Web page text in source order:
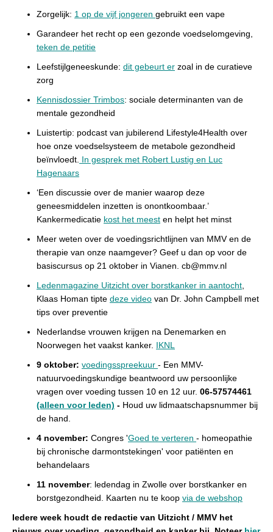
Zorgelijk: 1 op de vijf jongeren gebruikt een vape
Garandeer het recht op een gezonde voedselomgeving,
teken de petitie
Leefstijlgeneeskunde: dit gebeurt er zoal in de curatieve
zorg
Kennisdossier Trimbos: sociale determinanten van de
mentale gezondheid
Luistertip: podcast van jubilerend Lifestyle4Health over
hoe onze voedselsysteem de metabole gezondheid
beïnvloedt. In gesprek met Robert Lustig en Luc
Hagenaars
‘Een discussie over de manier waarop deze
geneesmiddelen inzetten is onontkoombaar.’
Kankermedicatie kost het meest en helpt het minst
Meer weten over de voedingsrichtlijnen van MMV en de
therapie van onze naamgever? Geef u dan op voor de
basiscursus op 21 oktober in Vianen. cb@mmv.nl
Ledenmagazine Uitzicht over borstkanker in aantocht
Klaas Homan tipte deze video van Dr. John Campbell met
tips over preventie
Nederlandse vrouwen krijgen na Denemarken en
Noorwegen het vaakst kanker. IKNL
9 oktober: voedingsspreekuur - Een MMV-
natuurvoedingskundige beantwoord uw persoonlijke
vragen over voeding tussen 10 en 12 uur. 06-57574461
(alleen voor leden) - Houd uw lidmaatschapsnummer bij
de hand.
4 november: Congres 'Goed te verteren - homeopathie
bij chronische darmontstekingen' voor patiënten en
behandelaars
11 november: ledendag in Zwolle over borstkanker en
borstgezondheid. Kaarten nu te koop via de webshop
Iedere week houdt de redactie van Uitzicht / MMV het